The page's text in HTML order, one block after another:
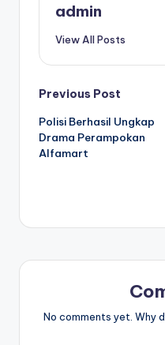
admin
View All Posts
Post
navigation
Previous Post
Polisi Berhasil Ungkap
Drama Perampokan
Alfamart
No comments yet. Why